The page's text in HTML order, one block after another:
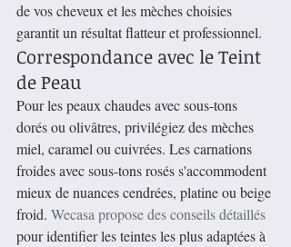
de vos cheveux et les mèches choisies
garantit un résultat flatteur et professionnel.
Correspondance avec le Teint
de Peau
Pour les peaux chaudes avec sous-tons
dorés ou olivâtres, privilégiez des mèches
miel, caramel ou cuivrées. Les carnations
froides avec sous-tons rosés s'accommodent
mieux de nuances cendrées, platine ou beige
froid. Wecasa propose des conseils détaillés
pour identifier les teintes les plus adaptées à